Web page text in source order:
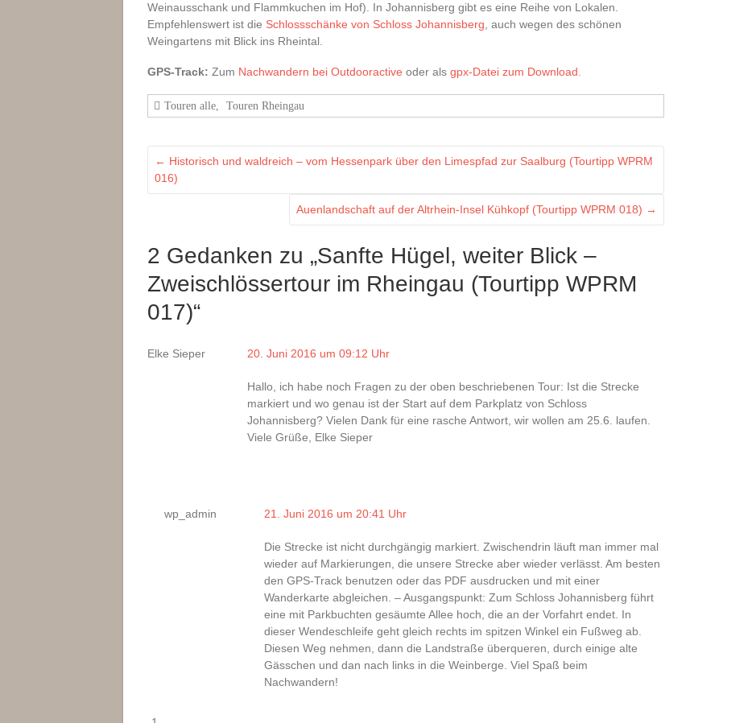
Weinausschank und Flammkuchen im Hof). In Johannisberg gibt es eine Reihe von Lokalen.
Empfehlenswert ist die Schlossschänke von Schloss Johannisberg, auch wegen des schönen
Weingartens mit Blick ins Rheintal.
GPS-Track: Zum Nachwandern bei Outdooractive oder als gpx-Datei zum Download.
Touren alle, Touren Rheingau
← Historisch und waldreich – vom Hessenpark über den Limespfad zur Saalburg (Tourtipp WPRM
016)
Auenlandschaft auf der Altrhein-Insel Kühkopf (Tourtipp WPRM 018) →
2 Gedanken zu „Sanfte Hügel, weiter Blick –
Zweischlössertour im Rheingau (Tourtipp WPRM
017)“
Elke Sieper 20. Juni 2016 um 09:12 Uhr
Hallo, ich habe noch Fragen zu der oben beschriebenen Tour: Ist die Strecke
markiert und wo genau ist der Start auf dem Parkplatz von Schloss
Johannisberg? Vielen Dank für eine rasche Antwort, wir wollen am 25.6. laufen.
Viele Grüße, Elke Sieper
wp_admin 21. Juni 2016 um 20:41 Uhr
Die Strecke ist nicht durchgängig markiert. Zwischendrin läuft man immer mal
wieder auf Markierungen, die unsere Strecke aber wieder verlässt. Am besten
den GPS-Track benutzen oder das PDF ausdrucken und mit einer
Wanderkarte abgleichen. – Ausgangspunkt: Zum Schloss Johannisberg führt
eine mit Parkbuchten gesäumte Allee hoch, die an der Vorfahrt endet. In
dieser Wendeschleife geht gleich rechts im spitzen Winkel ein Fußweg ab.
Diesen Weg nehmen, dann die Landstraße überqueren, durch einige alte
Gässchen und dan nach links in die Weinberge. Viel Spaß beim
Nachwandern!